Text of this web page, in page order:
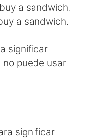
a sandwich.
a sandwich.
significar
puede usar
significar